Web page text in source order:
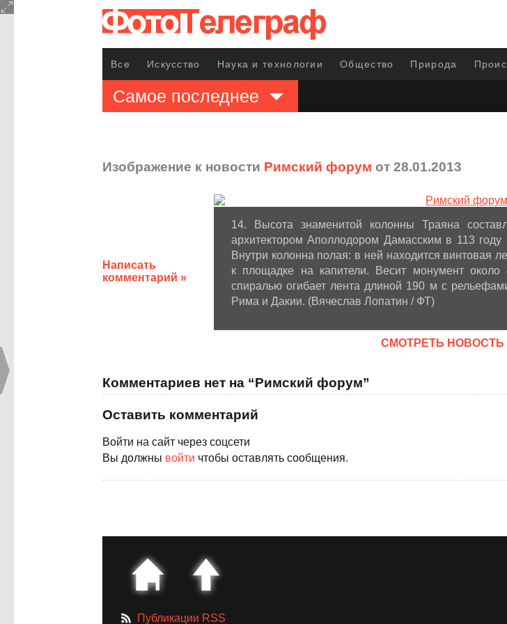
Все Искусство Наука и технологии Общество Природа
Самое последнее
Изображение к новости Римский форум от 28.01.2013
Написать
комментарий »
14. Высота знаменитой колонны Траяна
архитектором Аполлодором Дамасским в 113
Внутри колонна полая: в ней находится винтовая
к площадке на капители. Весит монумент
спиралью огибает лента длиной 190 м с
Рима и Дакии. (Вячеслав Лопатин / ФТ)
CМОТРЕТЬ
Комментариев нет на “Римский форум”
Оставить комментарий
Войти на сайт через соцсети
Вы должны войти чтобы оставлять сообщения.
Публикации RSS